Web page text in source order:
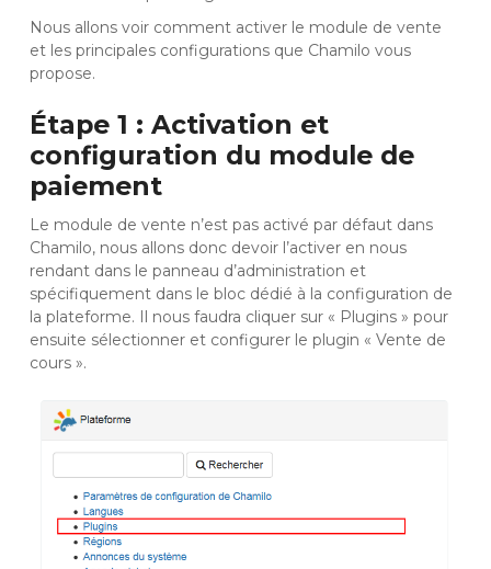
Nous allons voir comment activer le module de vente
et les principales configurations que Chamilo vous
propose.
Étape 1 : Activation et
configuration du module de
paiement
Le module de vente n’est pas activé par défaut dans
Chamilo, nous allons donc devoir l’activer en nous
rendant dans le panneau d’administration et
spécifiquement dans le bloc dédié à la configuration de
la plateforme. Il nous faudra cliquer sur « Plugins » pour
ensuite sélectionner et configurer le plugin « Vente de
cours ».